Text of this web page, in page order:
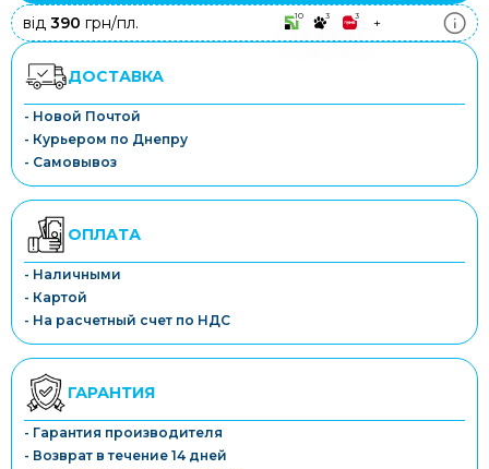
від 390 грн/пл. 10 3 3 +
ДОСТАВКА
- Новой Почтой
- Курьером по Днепру
- Самовывоз
ОПЛАТА
- Наличными
- Картой
- На расчетный счет по НДС
ГАРАНТИЯ
- Гарантия производителя
- Возврат в течение 14 дней